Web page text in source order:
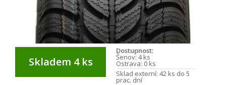
Skladem 4 ks
Dostupnost:
Šenov: 4 ks
Ostrava: 0 ks
Sklad externí: 42 ks do 5
prac. dní